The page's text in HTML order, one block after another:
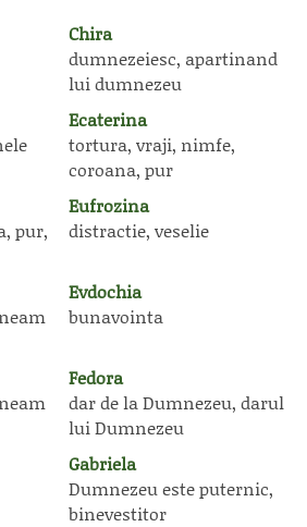
Chira
dumnezeiesc, apartinand
lui dumnezeu
Ecaterina
tortura, vraji, nimfe,
coroana, pur
pur,
Eufrozina
distractie, veselie
Evdochia
bunavointa
Fedora
dar de la Dumnezeu, darul
lui Dumnezeu
Gabriela
Dumnezeu este puternic,
binevestitor